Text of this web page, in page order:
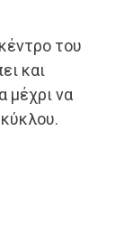
του
και
μέχρι να